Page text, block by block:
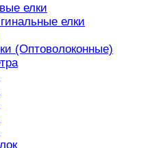
елки
елки
(Оптоволоконные)